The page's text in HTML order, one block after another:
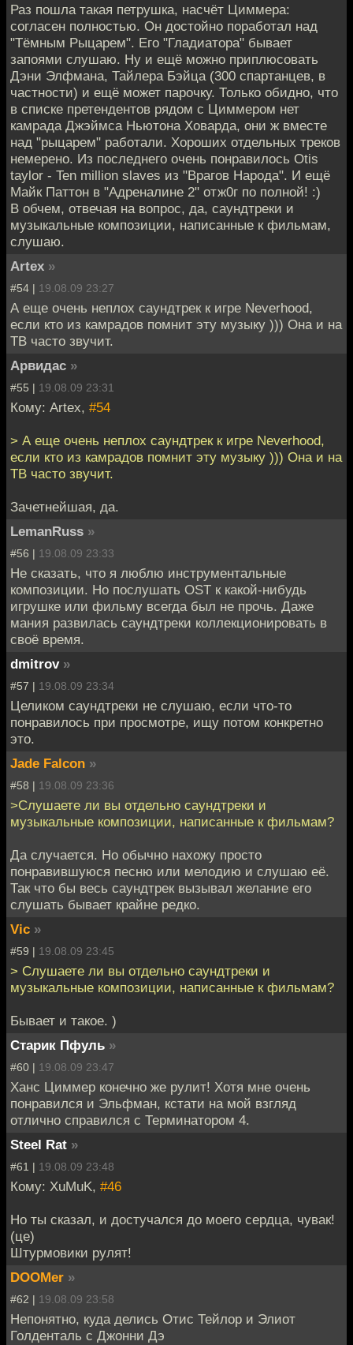
Раз пошла такая петрушка, насчёт Циммера:
согласен полностью. Он достойно поработал над
"Тёмным Рыцарем". Его "Гладиатора" бывает
запоями слушаю. Ну и ещё можно приплюсовать
Дэни Элфмана, Тайлера Бэйца (300 спартанцев, в
частности) и ещё может парочку. Только обидно, что
в списке претендентов рядом с Циммером нет
камрада Джэймса Ньютона Ховарда, они ж вместе
над "рыцарем" работали. Хороших отдельных треков
немерено. Из последнего очень понравилось Otis
taylor - Ten million slaves из "Врагов Народа". И ещё
Майк Паттон в "Адреналине 2" отж0г по полной! :)
В обчем, отвечая на вопрос, да, саундтреки и
музыкальные композиции, написанные к фильмам,
слушаю.
Artex »
#54 | 19.08.09 23:27
А еще очень неплох саундтрек к игре Neverhood,
если кто из камрадов помнит эту музыку ))) Она и на
ТВ часто звучит.
Арвидас »
#55 | 19.08.09 23:31
Кому: Artex, #54
> А еще очень неплох саундтрек к игре Neverhood,
если кто из камрадов помнит эту музыку ))) Она и на
ТВ часто звучит.
Зачетнейшая, да.
LemanRuss »
#56 | 19.08.09 23:33
Не сказать, что я люблю инструментальные
композиции. Но послушать OST к какой-нибудь
игрушке или фильму всегда был не прочь. Даже
мания развилась саундтреки коллекционировать в
своё время.
dmitrov »
#57 | 19.08.09 23:34
Целиком саундтреки не слушаю, если что-то
понравилось при просмотре, ищу потом конкретно
это.
Jade Falcon »
#58 | 19.08.09 23:36
>Слушаете ли вы отдельно саундтреки и
музыкальные композиции, написанные к фильмам?
Да случается. Но обычно нахожу просто
понравившуюся песню или мелодию и слушаю её.
Так что бы весь саундтрек вызывал желание его
слушать бывает крайне редко.
Vic »
#59 | 19.08.09 23:45
> Слушаете ли вы отдельно саундтреки и
музыкальные композиции, написанные к фильмам?
Бывает и такое. )
Старик Пфуль »
#60 | 19.08.09 23:47
Ханс Циммер конечно же рулит! Хотя мне очень
понравился и Эльфман, кстати на мой взгляд
отлично справился с Терминатором 4.
Steel Rat »
#61 | 19.08.09 23:48
Кому: XuMuK, #46
Но ты сказал, и достучался до моего сердца, чувак!
(це)
Штурмовики рулят!
DOOMer »
#62 | 19.08.09 23:58
Непонятно, куда делись Отис Тейлор и Элиот
Голденталь с Джонни Дэ